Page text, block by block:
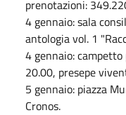
prenotazioni:
4 gennaio: sala
antologia vol. 1
4 gennaio:
20.00, presepe
5 gennaio: piazza
Cronos.